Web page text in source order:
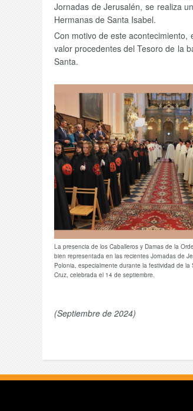
Jornadas de Jerusalén, se realiza
Hermanas de Santa Isabel.
Con motivo de este
valor procedentes del Tesoro de la
Santa.
La presencia de los Caballeros y Damas de la
bien representada en las recientes Jornadas de
Polonia, especialmente durante la festividad de la
Cruz, celebrada el 14 de septiembre.
(Septiembre de 2024)